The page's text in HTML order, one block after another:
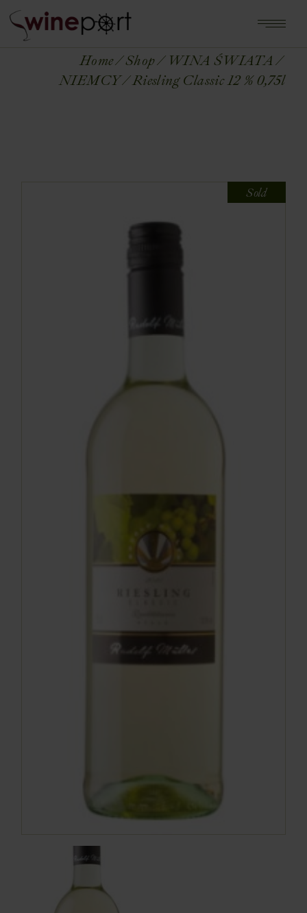
Home Shop
WINA ŚWIATA
NIEMCY
Riesling Classic 12 % 0,75l
Sold